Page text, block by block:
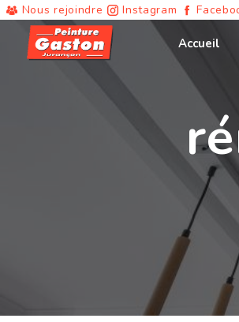
Nous rejoindre Instagram
Accueil
Panneau de gestion des cookies